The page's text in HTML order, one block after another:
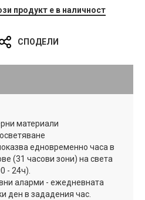
продукт е в наличност
СПОДЕЛИ
материали
едновременно часа в
(31 часови зони) на света
- 24ч).
аларми - ежедневната
ден в зададения час.